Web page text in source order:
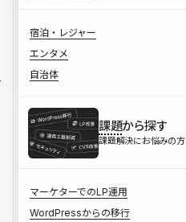
宿泊・レジャー
エンタメ
自治体
課題から探す
課題解決にお悩みの方
マーケターでのLP運用
WordPressからの移行